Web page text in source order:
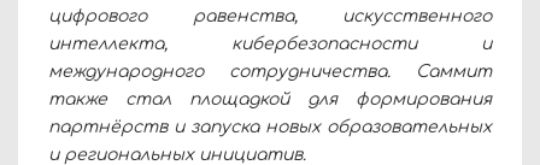
цифрового равенства, искусственного
интеллекта, кибербезопасности и
международного сотрудничества. Саммит
также стал площадкой для формирования
партнёрств и запуска новых образовательных
и региональных инициатив.